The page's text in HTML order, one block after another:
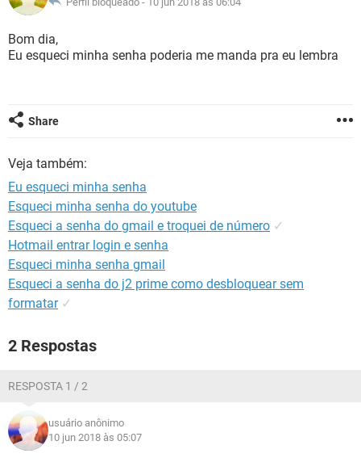
GUIA DE COMPRAS
OUTLOOK EXCEL
INSTAGRAM
GUIA DE COMPRAS
CELULAR
OUTLOOK
JOGOS
CELULAR FACEBOOK
INSTAGRAM
Bom dia,
Eu esqueci minha senha poderia me manda pra eu lembra
Share
Veja também:
Eu esqueci minha senha
Esqueci minha senha do youtube
Esqueci a senha do gmail e troquei de número ✓
Hotmail entrar login e senha
Esqueci minha senha gmail
Esqueci a senha do j2 prime como desbloquear sem
formatar ✓
2 Respostas
RESPOSTA 1 / 2
usuário anônimo
10 jun 2018 às 05:07